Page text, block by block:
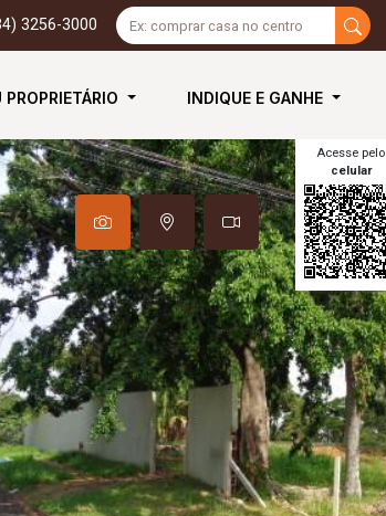
3256-3000
PROPRIETÁRIO INDIQUE E GANHE
Acesse pelo
celular